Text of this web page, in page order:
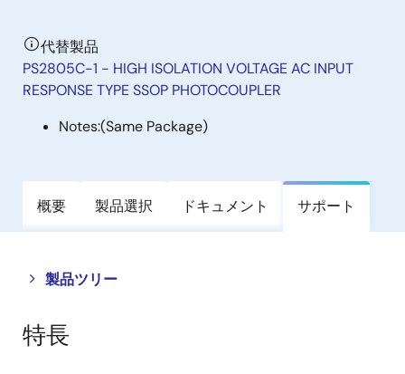
代替製品
PS2805C-1 - HIGH ISOLATION VOLTAGE AC INPUT
RESPONSE TYPE SSOP PHOTOCOUPLER
Notes:(Same Package)
概要 製品選択 ドキュメント サポート
製品ツリー
Close
tree
menu
Open
tree
menu
特長